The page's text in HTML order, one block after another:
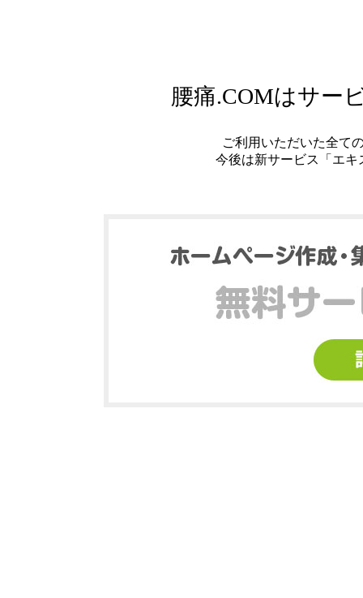
腰痛.COMはサー
ご利用いただいた全て
今後は新サービス「エ